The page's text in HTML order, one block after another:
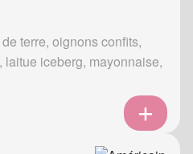
terre, oignons confits,
iceberg, mayonnaise,